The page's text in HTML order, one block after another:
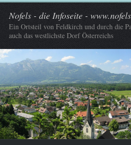
Nofels - die Infoseite -
Ein Ortsteil von Feldkirch und durch die
auch das westlichste Dorf Österreichs